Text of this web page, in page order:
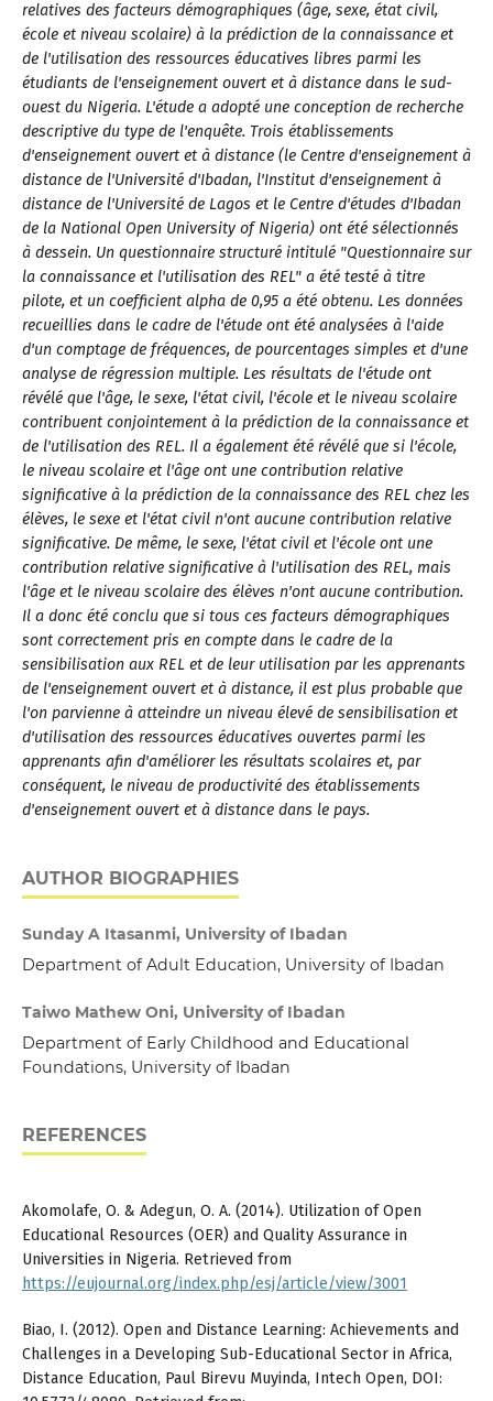
relatives des facteurs démographiques (âge, sexe, état civil,
école et niveau scolaire) à la prédiction de la connaissance et
de l'utilisation des ressources éducatives libres parmi les
étudiants de l'enseignement ouvert et à distance dans le sud-
ouest du Nigeria. L'étude a adopté une conception de recherche
descriptive du type de l'enquête. Trois établissements
d'enseignement ouvert et à distance (le Centre d'enseignement à
distance de l'Université d'Ibadan, l'Institut d'enseignement à
distance de l'Université de Lagos et le Centre d'études d'Ibadan
de la National Open University of Nigeria) ont été sélectionnés
à dessein. Un questionnaire structuré intitulé "Questionnaire sur
la connaissance et l'utilisation des REL" a été testé à titre
pilote, et un coefficient alpha de 0,95 a été obtenu. Les données
recueillies dans le cadre de l'étude ont été analysées à l'aide
d'un comptage de fréquences, de pourcentages simples et d'une
analyse de régression multiple. Les résultats de l'étude ont
révélé que l'âge, le sexe, l'état civil, l'école et le niveau scolaire
contribuent conjointement à la prédiction de la connaissance et
de l'utilisation des REL. Il a également été révélé que si l'école,
le niveau scolaire et l'âge ont une contribution relative
significative à la prédiction de la connaissance des REL chez les
élèves, le sexe et l'état civil n'ont aucune contribution relative
significative. De même, le sexe, l'état civil et l'école ont une
contribution relative significative à l'utilisation des REL, mais
l'âge et le niveau scolaire des élèves n'ont aucune contribution.
Il a donc été conclu que si tous ces facteurs démographiques
sont correctement pris en compte dans le cadre de la
sensibilisation aux REL et de leur utilisation par les apprenants
de l'enseignement ouvert et à distance, il est plus probable que
l'on parvienne à atteindre un niveau élevé de sensibilisation et
d'utilisation des ressources éducatives ouvertes parmi les
apprenants afin d'améliorer les résultats scolaires et, par
conséquent, le niveau de productivité des établissements
d'enseignement ouvert et à distance dans le pays.
AUTHOR BIOGRAPHIES
Sunday A Itasanmi, University of Ibadan
Department of Adult Education, University of Ibadan
Taiwo Mathew Oni, University of Ibadan
Department of Early Childhood and Educational
Foundations, University of Ibadan
REFERENCES
Akomolafe, O. & Adegun, O. A. (2014). Utilization of Open
Educational Resources (OER) and Quality Assurance in
Universities in Nigeria. Retrieved from
https://eujournal.org/index.php/esj/article/view/3001
Biao, I. (2012). Open and Distance Learning: Achievements and
Challenges in a Developing Sub-Educational Sector in Africa,
Distance Education, Paul Birevu Muyinda, Intech Open, DOI: